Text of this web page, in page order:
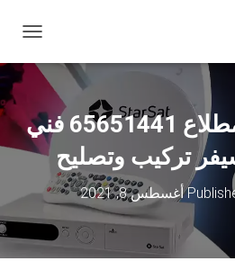
ب
ا
ل
ل
فني ستلايت المطلاع 65651441 فني
تركيب وتصليح
أغسطس 8, 2021